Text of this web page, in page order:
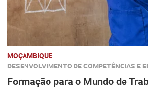
MOÇAMBIQUE
DESENVOLVIMENTO DE COMPETÊNCIAS E
Formação para o Mundo de